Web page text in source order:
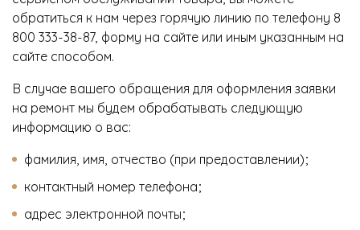
обратиться к нам через горячую линию по телефону 8
800 333-38-87, форму на сайте или иным указанным на
сайте способом.
В случае вашего обращения для оформления заявки
на ремонт мы будем обрабатывать следующую
информацию о вас:
фамилия, имя, отчество (при предоставлении);
контактный номер телефона;
адрес электронной почты;